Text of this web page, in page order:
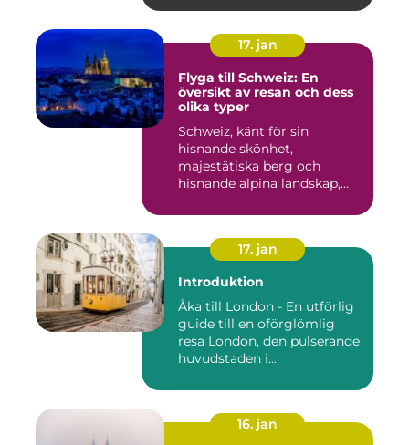
17. jan
Flyga till Schweiz: En
översikt av resan och dess
olika typer
Schweiz, känt för sin
hisnande skönhet,
majestätiska berg och
hisnande alpina landskap,
17. jan
Introduktion
Åka till London - En utförlig
guide till en oförglömlig
resa London, den pulserande
huvudstaden i...
16. jan